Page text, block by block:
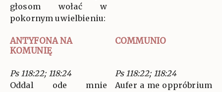
głosom wołać w
pokornym uwielbieniu:
ANTYFONA NA
KOMUNIĘ
COMMUNIO
Ps 118:22; 118:24
Oddal ode mnie
Ps 118:22; 118:24
Aufer a me oppróbrium